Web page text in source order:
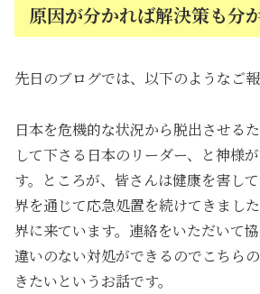
原因が分かれば解決策も分
先日のブログでは、以下のようなご報
日本を危機的な状況から脱出させる
して下さる日本のリーダー、と神様
す。ところが、皆さんは健康を害し
界を通じて応急処置を続けてきまし
界に来ています。連絡をいただいて
違いのない対処ができるのでこちら
きたいというお話です。